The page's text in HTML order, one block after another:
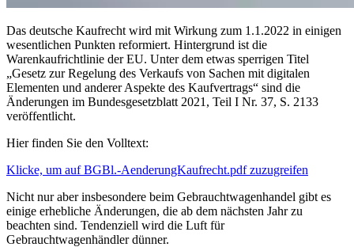
Das deutsche Kaufrecht wird mit Wirkung zum 1.1.2022 in einigen
wesentlichen Punkten reformiert. Hintergrund ist die
Warenkaufrichtlinie der EU. Unter dem etwas sperrigen Titel
„Gesetz zur Regelung des Verkaufs von Sachen mit digitalen
Elementen und anderer Aspekte des Kaufvertrags“ sind die
Änderungen im Bundesgesetzblatt 2021, Teil I Nr. 37, S. 2133
veröffentlicht.
Hier finden Sie den Volltext:
Klicke, um auf BGBl.-AenderungKaufrecht.pdf zuzugreifen
Nicht nur aber insbesondere beim Gebrauchtwagenhandel gibt es
einige erhebliche Änderungen, die ab dem nächsten Jahr zu
beachten sind. Tendenziell wird die Luft für
Gebrauchtwagenhändler dünner.